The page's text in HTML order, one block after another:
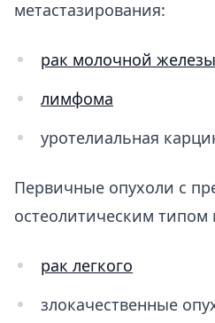
метастазирования:
рак молочной железы
лимфома
уротелиальная
Первичные опухоли с
остеолитическим типом
рак легкого
злокачественные